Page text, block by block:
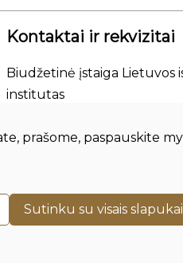
Kontaktai ir rekvizitai
Biudžetinė įstaiga Lietuvos
institutas
Adresas: Tilto g. 17, 01101
prašome, paspauskite
Sutinku su visais